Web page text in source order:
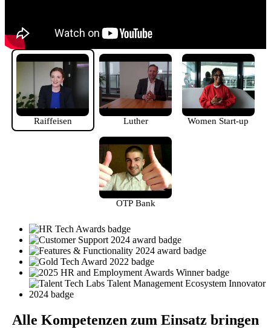
Raiffeisen Luther Women Start-up
OTP Bank
Alle Kompetenzen zum Einsatz bringen